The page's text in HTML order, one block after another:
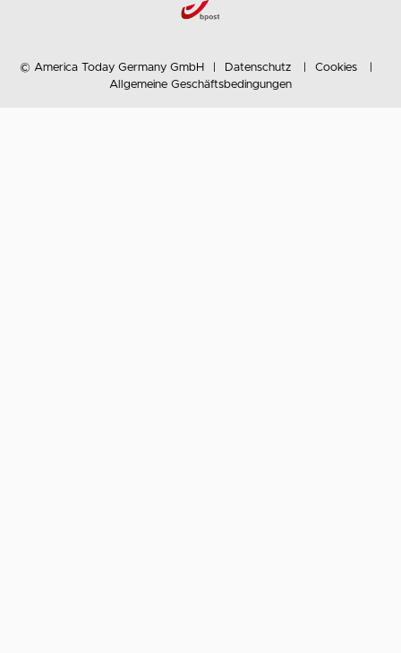
© America Today Germany GmbH Datenschutz
Cookies
Allgemeine Geschäftsbedingungen